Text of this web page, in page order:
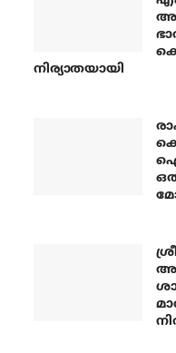
നിര്യാതയായി